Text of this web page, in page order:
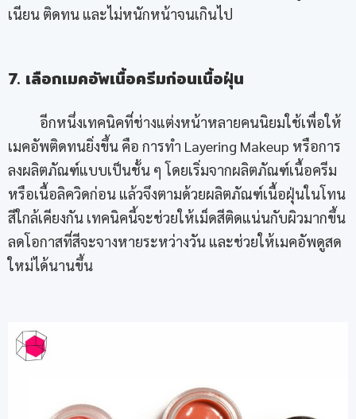
เนียน ติดทน และไม่หนักหน้าจนเกินไป
7. เลือกเมคอัพเนื้อครีมก่อนเนื้อฝุ่น
อีกหนึ่งเทคนิคที่ช่างแต่งหน้าหลายคนนิยมใช้เพื่อให้
เมคอัพติดทนยิ่งขึ้น คือ การทำ Layering Makeup หรือการ
ลงผลิตภัณฑ์แบบเป็นชั้น ๆ โดยเริ่มจากผลิตภัณฑ์เนื้อครีม
หรือเนื้อลิควิดก่อน แล้วจึงตามด้วยผลิตภัณฑ์เนื้อฝุ่นในโทน
สีใกล้เคียงกัน เทคนิคนี้จะช่วยให้เม็ดสีติดแน่นกับผิวมากขึ้น
ลดโอกาสที่สีจะจางหายระหว่างวัน และช่วยให้เมคอัพดูสด
ใหม่ได้นานขึ้น